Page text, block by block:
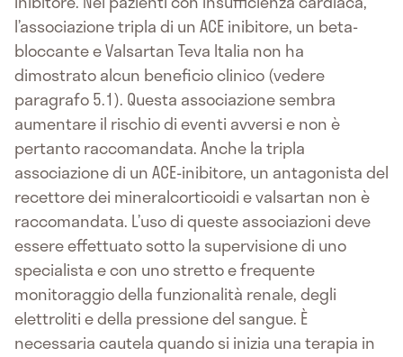
l’associazione tripla di un ACE inibitore, un beta-
bloccante e Valsartan Teva Italia non ha
dimostrato alcun beneficio clinico (vedere
paragrafo 5.1). Questa associazione sembra
aumentare il rischio di eventi avversi e non è
pertanto raccomandata. Anche la tripla
associazione di un ACE-inibitore, un antagonista del
recettore dei mineralcorticoidi e valsartan non è
raccomandata. L’uso di queste associazioni deve
essere effettuato sotto la supervisione di uno
specialista e con uno stretto e frequente
monitoraggio della funzionalità renale, degli
elettroliti e della pressione del sangue. È
necessaria cautela quando si inizia una terapia in